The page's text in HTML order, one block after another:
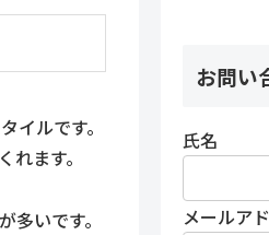
イルです。
ます。
いです。
お問い
氏名
メールア